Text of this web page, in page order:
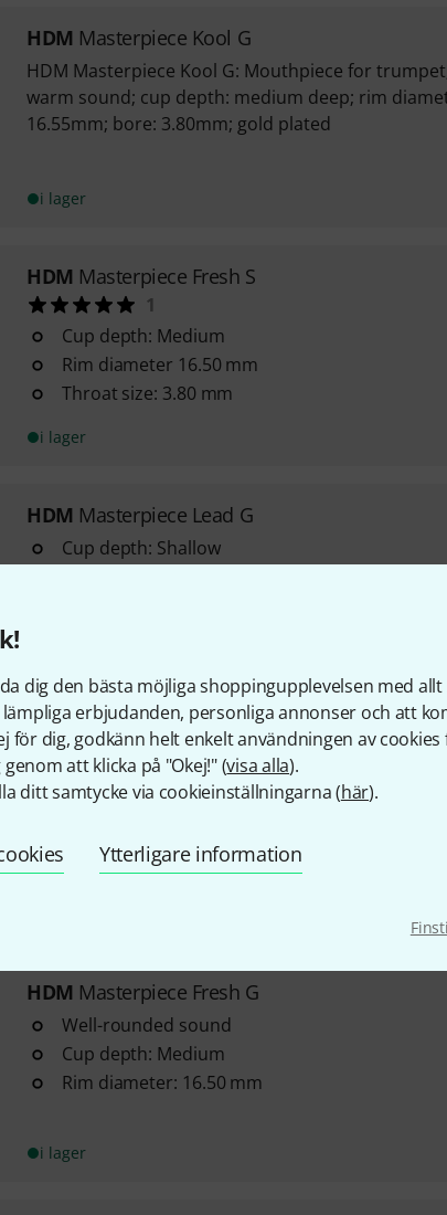
dig den bästa möjliga shoppingupplevelsen med
erbjudanden, personliga annonser och att
för dig, godkänn helt enkelt användningen av
att klicka på "Okej!" (visa alla).
ditt samtycke via cookieinställningarna (här).
Ytterligare information
HDM Masterpiece Kool G
HDM Masterpiece Kool G: Mouthpiece for
warm sound; cup depth: medium deep; rim
16.55mm; bore: 3.80mm; gold plated
i lager
HDM Masterpiece Fresh S
1
Cup depth: Medium
Rim diameter 16.50 mm
Throat size: 3.80 mm
i lager
HDM Masterpiece Lead G
Cup depth: Shallow
i lager
HDM Masterpiece Classic G
Unique sound
Rim diameter: 17.20 mm
HDM Masterpiece Fresh G
Well-rounded sound
Cup depth: Medium
Rim diameter: 16.50 mm
i lager